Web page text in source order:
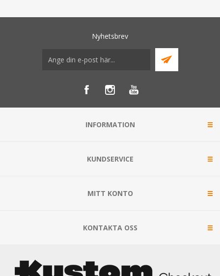
Nyhetsbrev
INFORMATION
KUNDSERVICE
MITT KONTO
KONTAKTA OSS